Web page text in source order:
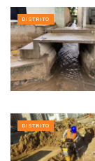
DISTRITO
DISTRITO